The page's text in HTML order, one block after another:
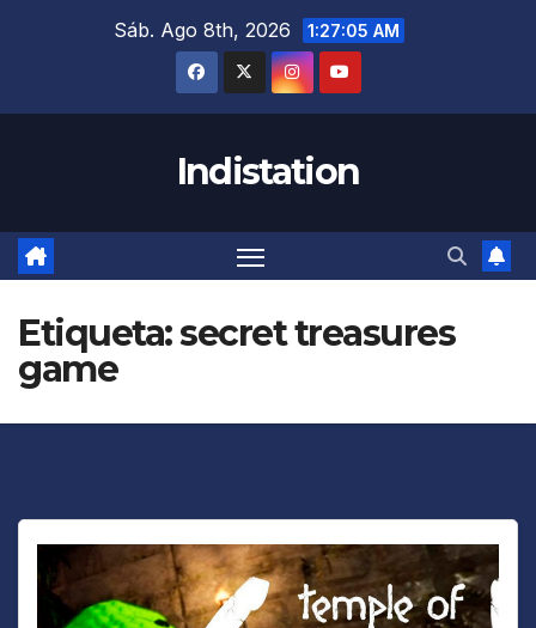
Sáb. Ago 8th, 2026 1:27:06 AM
Indistation
Etiqueta:secret treasures
game